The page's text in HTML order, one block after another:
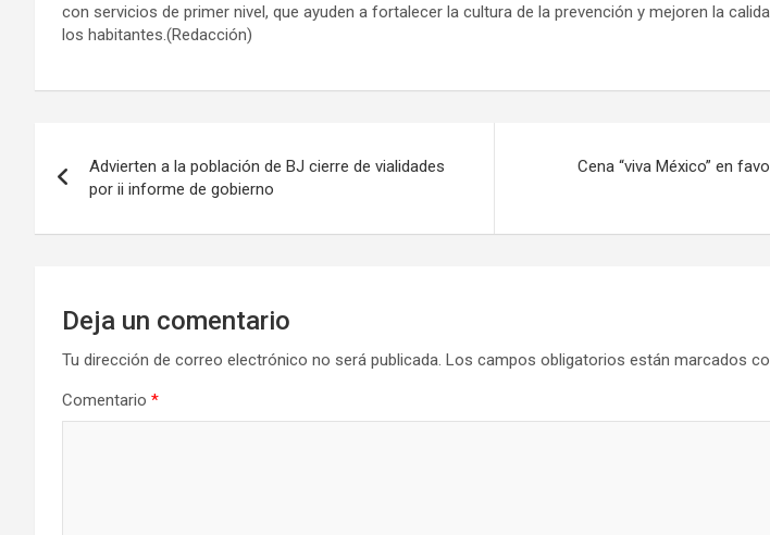
con servicios de primer nivel, que ayuden a fortalecer la cultura de la prevención y mejoren la
los habitantes.(Redacción)
de
entradas
Advierten a la población de BJ cierre de vialidades
por ii informe de gobierno
Cena “viva México” en
Deja un comentario
Tu dirección de correo electrónico no será publicada. Los campos obligatorios están marcados
Comentario *